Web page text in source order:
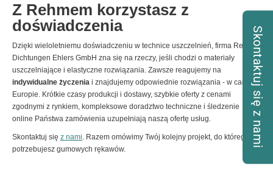
Z Rehmem korzystasz z
doświadczenia
Dzięki wieloletniemu doświadczeniu w technice uszczelnień, firma Rehm
Dichtungen Ehlers GmbH zna się na rzeczy, jeśli chodzi o materiały
uszczelniające i elastyczne rozwiązania. Zawsze reagujemy na
indywidualne życzenia i znajdujemy odpowiednie rozwiązania - w całej
Europie. Krótkie czasy produkcji i dostawy, szybkie oferty z cenami
zgodnymi z rynkiem, kompleksowe doradztwo techniczne i śledzenie
online Państwa zamówienia uzupełniają naszą ofertę usług.
Skontaktuj się z nami. Razem omówimy Twój kolejny projekt, do którego
potrzebujesz gumowych rękawów.
Skontaktuj się z nami